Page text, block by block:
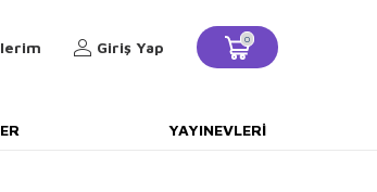
Giriş Yap 0
YAYINEVLERI